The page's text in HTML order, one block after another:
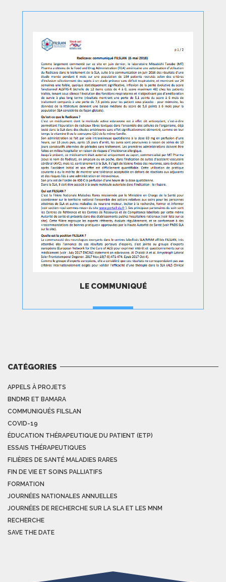
LE COMMUNIQUÉ
CATÉGORIES
APPELS À PROJETS
BNDMR ET BAMARA
COMMUNIQUÉS FILSLAN
COVID-19
ÉDUCATION THÉRAPEUTIQUE DU PATIENT (ETP)
ESSAIS THÉRAPEUTIQUES
FILIÈRES DE SANTÉ MALADIES RARES
FIN DE VIE ET SOINS PALLIATIFS
FORMATION
JOURNÉES NATIONALES ANNUELLES
JOURNÉES DE RECHERCHE SUR LA SLA ET LES MNM
RECHERCHE
SAVE THE DATE